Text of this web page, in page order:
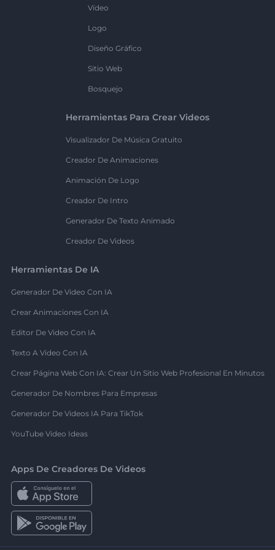
Vídeo
Logo
Diseño Gráfico
Sitio Web
Bosquejo
Herramientas Para Crear Videos
Visualizador De Música Gratuito
Creador De Animaciones
Animación De Logo
Creador De Intro
Generador De Texto Animado
Creador De Videos
Herramientas De IA
Generador De Video Con IA
Crear Animaciones Con IA
Editor De Video Con IA
Texto A Video Con IA
Crear Página Web Con IA: Crear Un Sitio Web Profesional En Minutos
Generador De Nombres Para Empresas
Generador De Videos IA Para TikTok
YouTube Video Ideas
Apps De Creadores De Videos